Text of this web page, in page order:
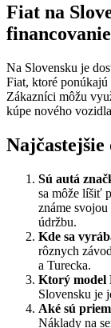
Fiat na
financovanie
Na Slovensku je
Fiat, ktoré
Zákazníci môžu
kúpe nového
Sú autá
sa môže líšiť
známe
údržbu.
Kde sa
rôznych
a Turecka.
Ktorý model
Slovensku je
Aké sú
Náklady na